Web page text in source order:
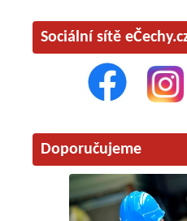
Sociální sítě
Doporučujeme